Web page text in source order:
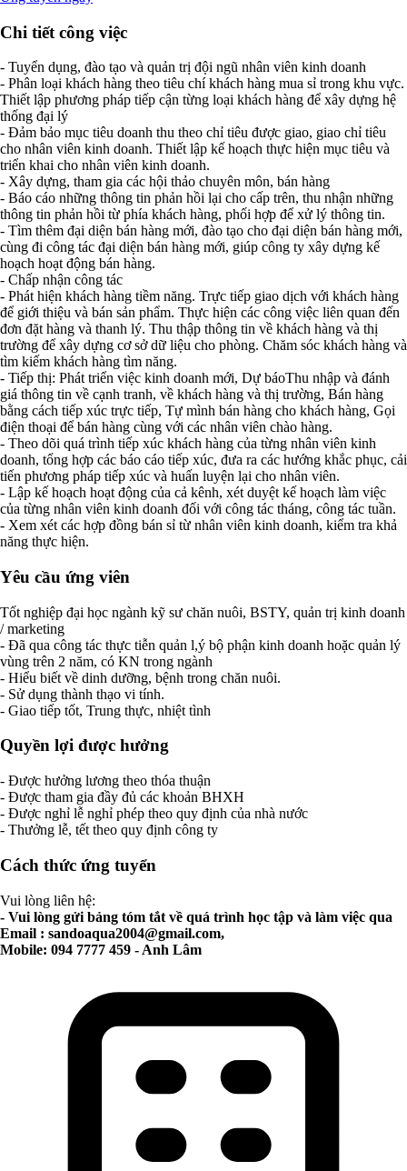
Chi tiết công việc
- Tuyển dụng, đào tạo và quản trị đội ngũ nhân viên kinh doanh
- Phân loại khách hàng theo tiêu chí khách hàng mua sỉ trong khu vực.
Thiết lập phương pháp tiếp cận từng loại khách hàng để xây dựng hệ
thống đại lý
- Đảm bảo mục tiêu doanh thu theo chỉ tiêu được giao, giao chỉ tiêu
cho nhân viên kinh doanh. Thiết lập kế hoạch thực hiện mục tiêu và
triển khai cho nhân viên kinh doanh.
- Xây dựng, tham gia các hội thảo chuyên môn, bán hàng
- Báo cáo những thông tin phản hồi lại cho cấp trên, thu nhận những
thông tin phản hồi từ phía khách hàng, phối hợp để xử lý thông tin.
- Tìm thêm đại diện bán hàng mới, đào tạo cho đại diện bán hàng mới,
cùng đi công tác đại diện bán hàng mới, giúp công ty xây dựng kế
hoạch hoạt động bán hàng.
- Chấp nhận công tác
- Phát hiện khách hàng tiềm năng. Trực tiếp giao dịch với khách hàng
để giới thiệu và bán sản phẩm. Thực hiện các công việc liên quan đến
đơn đặt hàng và thanh lý. Thu thập thông tin về khách hàng và thị
trường để xây dựng cơ sở dữ liệu cho phòng. Chăm sóc khách hàng và
tìm kiếm khách hàng tìm năng.
- Tiếp thị: Phát triển việc kinh doanh mới, Dự báoThu nhập và đánh
giá thông tin về cạnh tranh, về khách hàng và thị trường, Bán hàng
bằng cách tiếp xúc trực tiếp, Tự mình bán hàng cho khách hàng, Gọi
điện thoại để bán hàng cùng với các nhân viên chào hàng.
- Theo dõi quá trình tiếp xúc khách hàng của từng nhân viên kinh
doanh, tổng hợp các báo cáo tiếp xúc, đưa ra các hướng khắc phục, cải
tiến phương pháp tiếp xúc và huấn luyện lại cho nhân viên.
- Lập kế hoạch hoạt động của cả kênh, xét duyệt kế hoạch làm việc
của từng nhân viên kinh doanh đối với công tác tháng, công tác tuần.
- Xem xét các hợp đồng bán sỉ từ nhân viên kinh doanh, kiểm tra khả
năng thực hiện.
Yêu cầu ứng viên
Tốt nghiệp đại học ngành kỹ sư chăn nuôi, BSTY, quản trị kinh doanh
/ marketing
- Đã qua công tác thực tiễn quản l,ý bộ phận kinh doanh hoặc quản lý
vùng trên 2 năm, có KN trong ngành
- Hiểu biết về dinh dưỡng, bệnh trong chăn nuôi.
- Sử dụng thành thạo vi tính.
- Giao tiếp tốt, Trung thực, nhiệt tình
Quyền lợi được hưởng
- Được hưởng lương theo thóa thuận
- Được tham gia đầy đủ các khoản BHXH
- Được nghỉ lễ nghỉ phép theo quy định của nhà nước
- Thưởng lễ, tết theo quy định công ty
Cách thức ứng tuyển
Vui lòng liên hệ:
- Vui lòng gửi bảng tóm tắt về quá trình học tập và làm việc qua
Email : sandoaqua2004@gmail.com,
Mobile: 094 7777 459 - Anh Lâm